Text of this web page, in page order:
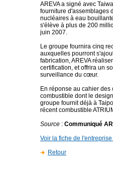
AREVA a signé avec
fourniture d'assemblages
nucléaires à eau
s'élève à plus de 200
juin 2007.
Le groupe fournira cinq
auxquelles pourront
fabrication, AREVA
certification, et offrira un
surveillance du cœur.
En réponse au cahier des
combustible dont le
groupe fournit déjà à
récent combustible
Source : Communiqué
Voir la fiche de l'entreprise
Retour